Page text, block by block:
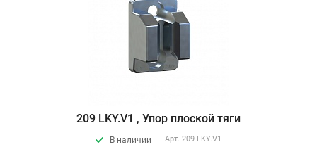
209 LKY.V1 , Упор плоской тяги
В наличии Арт. 209 LKY.V1